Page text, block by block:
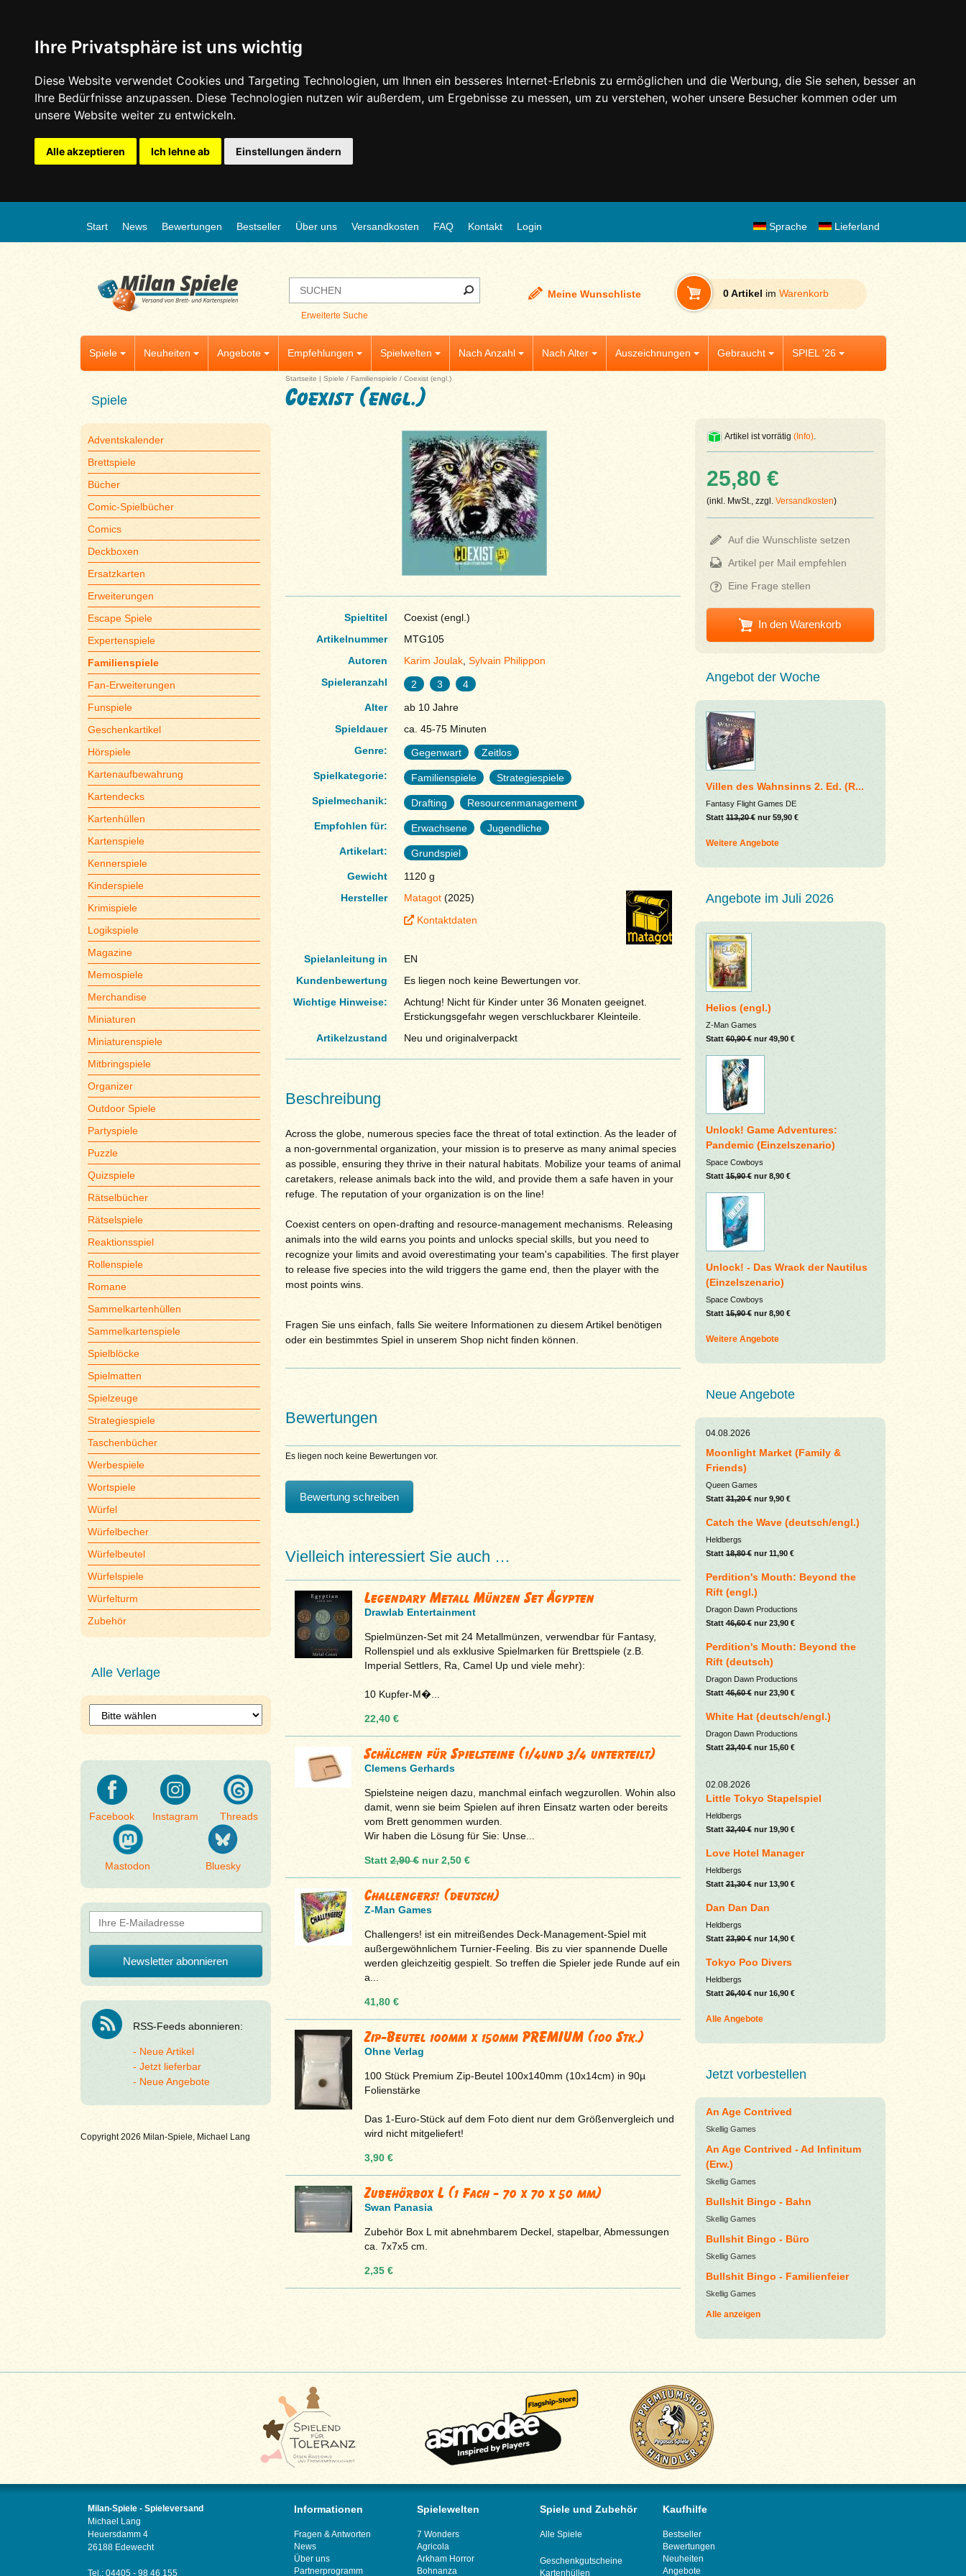
Ihre Privatsphäre ist uns wichtig
Diese Website verwendet Cookies und Targeting Technologien, um Ihnen ein besseres Internet-Erlebnis zu ermöglichen und die Werbung, die Sie sehen, besser an
Ihre Bedürfnisse anzupassen. Diese Technologien nutzen wir außerdem, um Ergebnisse zu messen, um zu verstehen, woher unsere Besucher kommen oder um
unsere Website weiter zu entwickeln.
Alle akzeptieren Ich lehne ab Einstellungen ändern
Start News Bewertungen Bestseller Über uns Versandkosten FAQ Kontakt Login Lieferland
Sprache
Erweiterte Suche
Meine Wunschliste 0 Artikel im Warenkorb
Spiele Neuheiten Angebote Empfehlungen Spielwelten Nach Anzahl Nach Alter Auszeichnungen Gebraucht SPIEL '26
Spiele
Adventskalender
Brettspiele
Bücher
Comic-Spielbücher
Comics
Deckboxen
Ersatzkarten
Erweiterungen
Escape Spiele
Expertenspiele
Familienspiele
Fan-Erweiterungen
Funspiele
Geschenkartikel
Hörspiele
Kartenaufbewahrung
Kartendecks
Kartenhüllen
Kartenspiele
Kennerspiele
Kinderspiele
Krimispiele
Logikspiele
Magazine
Memospiele
Merchandise
Miniaturen
Miniaturenspiele
Mitbringspiele
Organizer
Outdoor Spiele
Partyspiele
Puzzle
Quizspiele
Rätselbücher
Rätselspiele
Reaktionsspiel
Rollenspiele
Romane
Sammelkartenhüllen
Sammelkartenspiele
Spielblöcke
Spielmatten
Spielzeuge
Strategiespiele
Taschenbücher
Werbespiele
Wortspiele
Würfel
Würfelbecher
Würfelbeutel
Würfelspiele
Würfelturm
Zubehör
Alle Verlage
Facebook Instagram Threads
Mastodon Bluesky
RSS-Feeds abonnieren:
Neue Artikel
Jetzt lieferbar
Neue Angebote
Copyright 2026 Milan-Spiele, Michael Lang
Startseite | Spiele / Familienspiele / Coexist (engl.)
Coexist (engl.)
Spieltitel
Coexist (engl.)
Artikelnummer
MTG105
Autoren
Karim Joulak, Sylvain Philippon
Spieleranzahl
2 3
4
Alter
ab 10 Jahre
Spieldauer
ca. 45-75 Minuten
Genre:
Gegenwart
Zeitlos
Spielkategorie:
Familienspiele
Strategiespiele
Spielmechanik:
Drafting
Resourcenmanagement
Empfohlen für:
Erwachsene
Jugendliche
Artikelart:
Grundspiel
Gewicht
1120 g
Hersteller
Matagot(2025)
Kontaktdaten
Spielanleitung in
EN
Kundenbewertung
Es liegen noch keine Bewertungen vor.
Wichtige Hinweise:
Achtung! Nicht für Kinder unter 36 Monaten geeignet.
Erstickungsgefahr wegen verschluckbarer Kleinteile.
Artikelzustand
Neu und originalverpackt
Beschreibung
Across the globe, numerous species face the threat of total extinction. As the leader of
a non-governmental organization, your mission is to preserve as many animal species
as possible, ensuring they thrive in their natural habitats. Mobilize your teams of animal
caretakers, release animals back into the wild, and provide them a safe haven in your
refuge. The reputation of your organization is on the line!
Coexist centers on open-drafting and resource-management mechanisms. Releasing
animals into the wild earns you points and unlocks special skills, but you need to
recognize your limits and avoid overestimating your team's capabilities. The first player
to release five species into the wild triggers the game end, then the player with the
most points wins.
Fragen Sie uns einfach, falls Sie weitere Informationen zu diesem Artikel benötigen
oder ein bestimmtes Spiel in unserem Shop nicht finden können.
Bewertungen
Es liegen noch keine Bewertungen vor.
Bewertung schreiben
Vielleich interessiert Sie auch …
Legendary Metall Münzen Set Ägypten
Drawlab Entertainment
Spielmünzen-Set mit 24 Metallmünzen, verwendbar für Fantasy,
Rollenspiel und als exklusive Spielmarken für Brettspiele (z.B.
Imperial Settlers, Ra, Camel Up und viele mehr):
10 Kupfer-M�...
22,40 €
Schälchen für Spielsteine (1/4und 3/4 unterteilt)
Clemens Gerhards
Spielsteine neigen dazu, manchmal einfach wegzurollen. Wohin also
damit, wenn sie beim Spielen auf ihren Einsatz warten oder bereits
vom Brett genommen wurden.
Wir haben die Lösung für Sie: Unse...
Statt2,90 €nur2,50 €
Challengers! (deutsch)
Z-Man Games
Challengers! ist ein mitreißendes Deck-Management-Spiel mit
außergewöhnlichem Turnier-Feeling. Bis zu vier spannende Duelle
werden gleichzeitig gespielt. So treffen die Spieler jede Runde auf ein
a...
41,80 €
Zip-Beutel 100mm x 150mm PREMIUM (100 Stk.)
Ohne Verlag
100 Stück Premium Zip-Beutel 100x140mm (10x14cm) in 90µ
Folienstärke
Das 1-Euro-Stück auf dem Foto dient nur dem Größenvergleich und
wird nicht mitgeliefert!
3,90 €
Zubehörbox L (1 Fach - 70 x 70 x 50 mm)
Swan Panasia
Zubehör Box L mit abnehmbarem Deckel, stapelbar, Abmessungen
ca. 7x7x5 cm.
2,35 €
Artikel ist vorrätig (Info).
25,80 €
(inkl. MwSt., zzgl. Versandkosten)
Auf die Wunschliste setzen
Artikel per Mail empfehlen
Eine Frage stellen
In den Warenkorb
Angebot der Woche
Villen des Wahnsinns 2. Ed. (R...
Fantasy Flight Games DE
Statt113,20 €nur 59,90 €
Weitere Angebote
Angebote im Juli 2026
Helios (engl.)
Z-Man Games
Statt60,90 €nur 49,90 €
Unlock! Game Adventures:
Pandemic (Einzelszenario)
Space Cowboys
Statt15,90 €nur 8,90 €
Unlock! - Das Wrack der Nautilus
(Einzelszenario)
Space Cowboys
Statt15,90 €nur 8,90 €
Weitere Angebote
Neue Angebote
04.08.2026
Moonlight Market (Family &
Friends)
Queen Games
Statt31,20 €nur 9,90 €
Catch the Wave (deutsch/engl.)
Heldbergs
Statt18,80 €nur 11,90 €
Perdition's Mouth: Beyond the
Rift (engl.)
Dragon Dawn Productions
Statt46,60 €nur 23,90 €
Perdition's Mouth: Beyond the
Rift (deutsch)
Dragon Dawn Productions
Statt46,60 €nur 23,90 €
White Hat (deutsch/engl.)
Dragon Dawn Productions
Statt23,40 €nur 15,60 €
02.08.2026
Little Tokyo Stapelspiel
Heldbergs
Statt32,40 €nur 19,90 €
Love Hotel Manager
Heldbergs
Statt21,30 €nur 13,90 €
Dan Dan Dan
Heldbergs
Statt23,90 €nur 14,90 €
Tokyo Poo Divers
Heldbergs
Statt26,40 €nur 16,90 €
Alle Angebote
Jetzt vorbestellen
An Age Contrived
Skellig Games
An Age Contrived - Ad Infinitum
(Erw.)
Skellig Games
Bullshit Bingo - Bahn
Skellig Games
Bullshit Bingo - Büro
Skellig Games
Bullshit Bingo - Familienfeier
Skellig Games
Alle anzeigen
Milan-Spiele - Spieleversand
Michael Lang
Heuersdamm 4
26188 Edewecht
Tel.: 04405 - 98 46 155
Informationen
Fragen & Antworten
News
Über uns
Partnerprogramm
Spielewelten
7 Wonders
Agricola
Arkham Horror
Bohnanza
Spiele und Zubehör
Alle Spiele
Geschenkgutscheine
Kartenhüllen
Kaufhilfe
Bestseller
Bewertungen
Neuheiten
Angebote